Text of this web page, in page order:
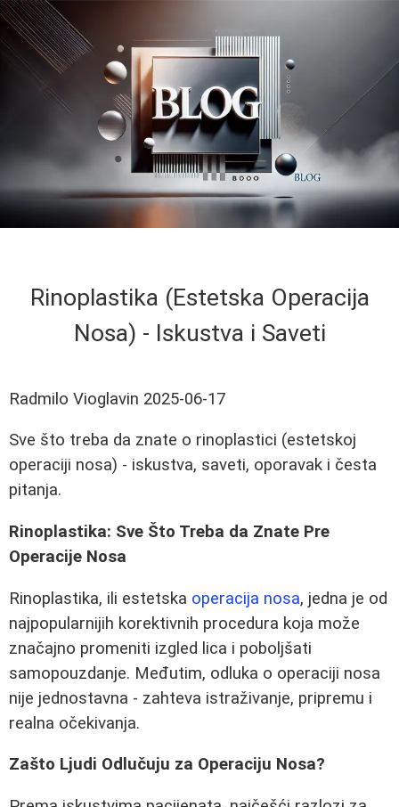
Rinoplastika (Estetska Operacija
Nosa) - Iskustva i Saveti
Radmilo Vioglavin 2025-06-17
Sve što treba da znate o rinoplastici (estetskoj
operaciji nosa) - iskustva, saveti, oporavak i česta
pitanja.
Rinoplastika: Sve Što Treba da Znate Pre
Operacije Nosa
Rinoplastika, ili estetska operacija nosa, jedna je od
najpopularnijih korektivnih procedura koja može
značajno promeniti izgled lica i poboljšati
samopouzdanje. Međutim, odluka o operaciji nosa
nije jednostavna - zahteva istraživanje, pripremu i
realna očekivanja.
Zašto Ljudi Odlučuju za Operaciju Nosa?